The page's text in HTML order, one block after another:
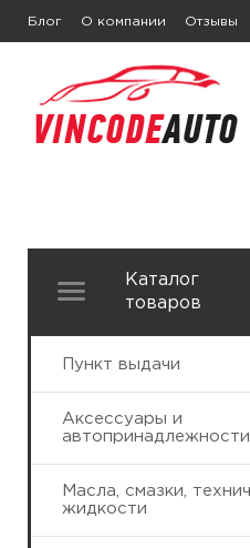
Блог О компании Отзывы
Каталог
товаров
Пункт выдачи
Аксессуары и
автопринадлежности
Масла, смазки,
жидкости